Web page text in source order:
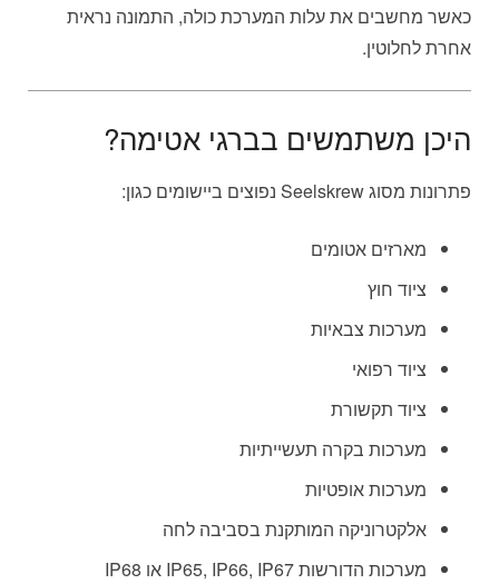
כאשר מחשבים את עלות המערכת כולה, התמונה נראית
אחרת לחלוטין.
היכן משתמשים בברגי אטימה?
פתרונות מסוג Seelskrew נפוצים ביישומים כגון:
מארזים אטומים
ציוד חוץ
מערכות צבאיות
ציוד רפואי
ציוד תקשורת
מערכות בקרה תעשייתיות
מערכות אופטיות
אלקטרוניקה המותקנת בסביבה לחה
מערכות הדורשות IP65, IP66, IP67 או IP68